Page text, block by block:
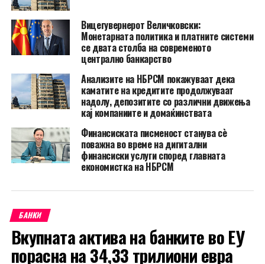
Вицегувернерот Величковски:
Монетарната политика и платните системи
се двата столба на современото
централно банкарство
Анализите на НБРСМ покажуваат дека
каматите на кредитите продолжуваат
надолу, депозитите со различни движења
кај компаниите и домаќинствата
Финансиската писменост станува сè
поважна во време на дигитални
финансиски услуги според главната
економистка на НБРСМ
БАНКИ
Вкупната актива на банките во ЕУ
порасна на 34,33 трилиони евра